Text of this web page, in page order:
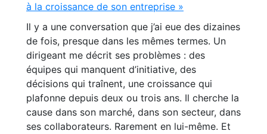
à la croissance de son entreprise »
Il y a une conversation que j’ai eue des dizaines
de fois, presque dans les mêmes termes. Un
dirigeant me décrit ses problèmes : des
équipes qui manquent d’initiative, des
décisions qui traînent, une croissance qui
plafonne depuis deux ou trois ans. Il cherche la
cause dans son marché, dans son secteur, dans
ses collaborateurs. Rarement en lui-même. Et